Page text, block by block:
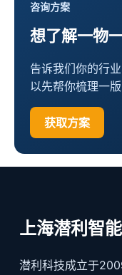
咨询方案
想了解一物
告诉我们你的行
以先帮你梳理一版
获取方案
上海潜利智
潜利科技成立于